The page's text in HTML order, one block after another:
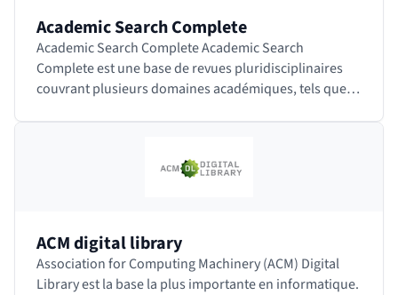
Academic Search Complete
Academic Search Complete Academic Search
Complete est une base de revues pluridisciplinaires
couvrant plusieurs domaines académiques, tels que
ACM digital library
Association for Computing Machinery (ACM) Digital
Library est la base la plus importante en informatique.